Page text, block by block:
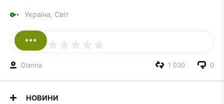
Україна, Світ
Olanna 0
1 030
НОВИНИ